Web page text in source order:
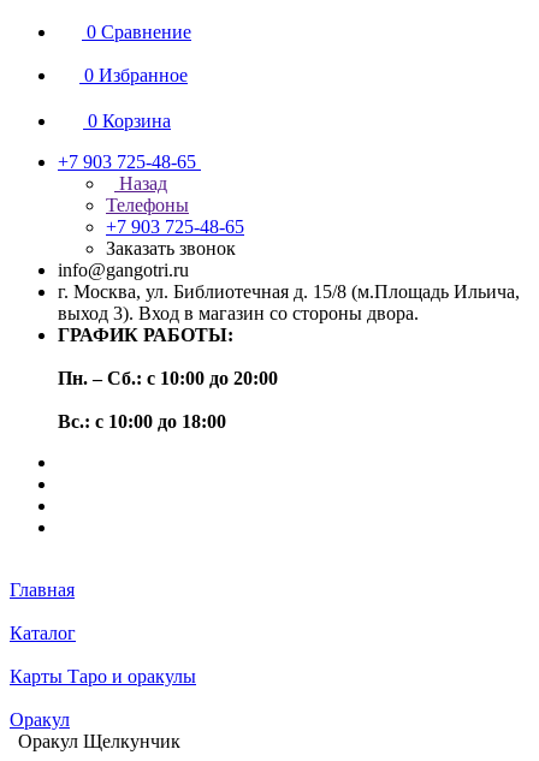
0 Сравнение
0 Избранное
0 Корзина
+7 903 725-48-65
Назад
Телефоны
+7 903 725-48-65
Заказать звонок
info@gangotri.ru
г. Москва, ул. Библиотечная д. 15/8 (м.Площадь Ильича,
выход 3). Вход в магазин со стороны двора.
ГРАФИК РАБОТЫ:
Пн. – Сб.: с 10:00 до 20:00
Вс.: с 10:00 до 18:00
Главная
Каталог
Карты Таро и оракулы
Оракул
Оракул Щелкунчик